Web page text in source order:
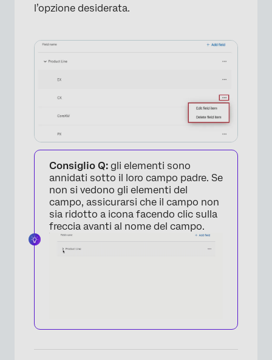
×
l’opzione desiderata.
Consiglio Q: gli elementi sono
annidati sotto il loro campo padre. Se
non si vedono gli elementi del
campo, assicurarsi che il campo non
sia ridotto a icona facendo clic sulla
freccia avanti al nome del campo.